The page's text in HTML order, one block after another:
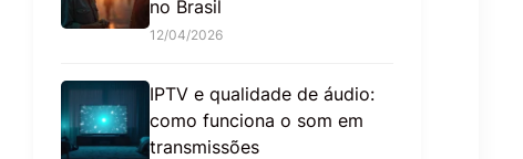
no Brasil
12/04/2026
IPTV e qualidade de áudio:
como funciona o som em
transmissões